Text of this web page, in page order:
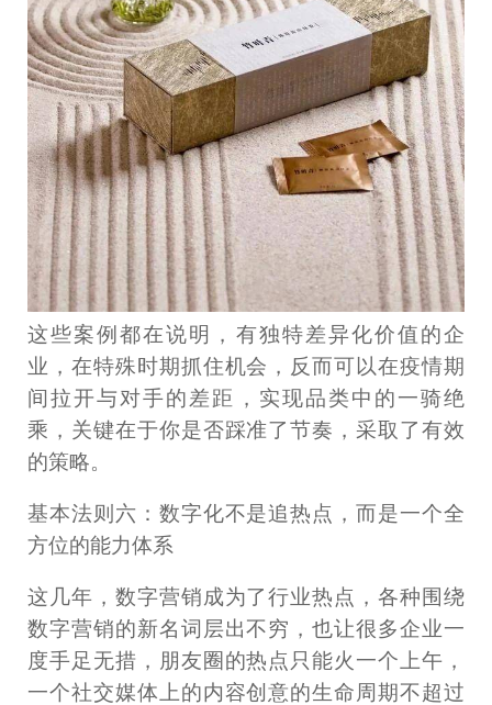
这些案例都在说明，有独特差异化价值的企
业，在特殊时期抓住机会，反而可以在疫情期
间拉开与对手的差距，实现品类中的一骑绝
乘，关键在于你是否踩准了节奏，采取了有效
的策略。
基本法则六：数字化不是追热点，而是一个全
方位的能力体系
这几年，数字营销成为了行业热点，各种围绕
数字营销的新名词层出不穷，也让很多企业一
度手足无措，朋友圈的热点只能火一个上午，
一个社交媒体上的内容创意的生命周期不超过